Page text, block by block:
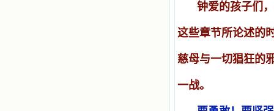
钟爱的孩子们
这些章节所论述的
慈母与一切猖狂的
一战。